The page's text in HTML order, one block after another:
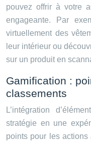
pouvez offrir à votre
engageante. Par
virtuellement des
leur intérieur ou
sur un produit en
Gamification :
classements
L’intégration
stratégie en une
points pour les